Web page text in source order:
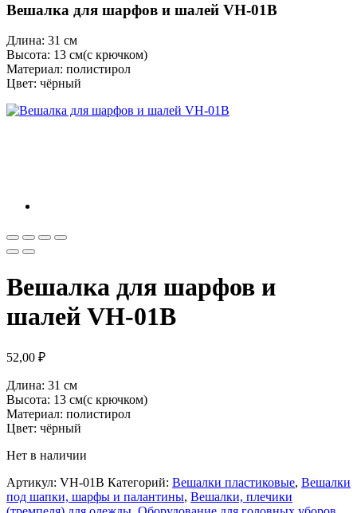
Вешалка для шарфов и шалей VH-01B
Длина: 31 см
Высота: 13 см(с крючком)
Материал: полистирол
Цвет: чёрный
Вешалка для шарфов и
шалей VH-01B
52,00 ₽
Длина: 31 см
Высота: 13 см(с крючком)
Материал: полистирол
Цвет: чёрный
Нет в наличии
Артикул: VH-01B Категорий: Вешалки пластиковые, Вешалки
под шапки, шарфы и палантины, Вешалки, плечики